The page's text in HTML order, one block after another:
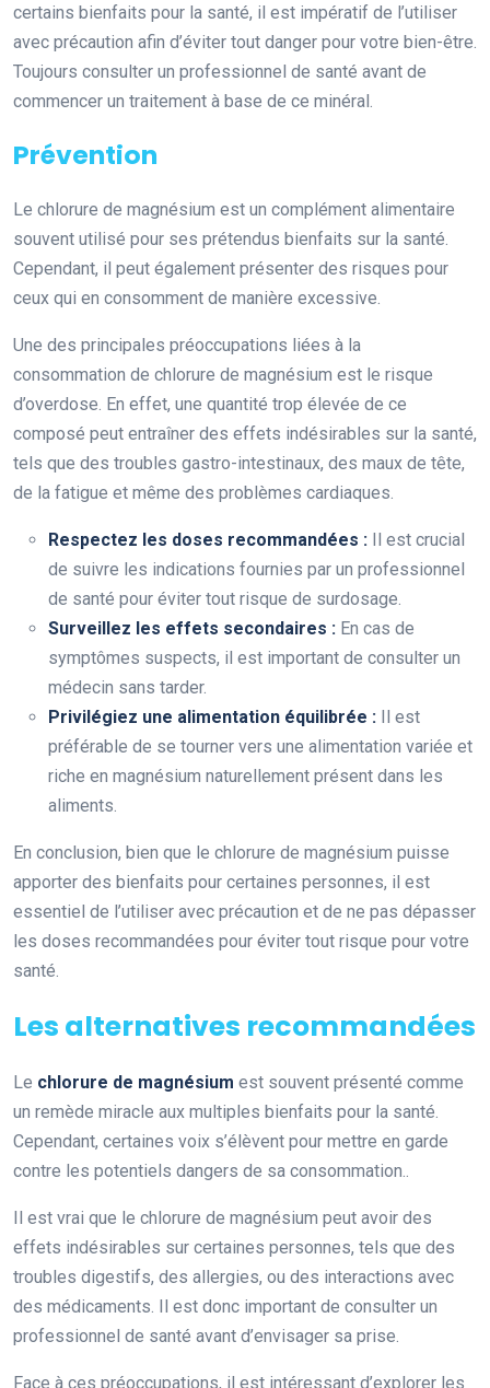
certains bienfaits pour la santé, il est impératif de l’utiliser
avec précaution afin d’éviter tout danger pour votre bien-être.
Toujours consulter un professionnel de santé avant de
commencer un traitement à base de ce minéral.
Prévention
Le chlorure de magnésium est un complément alimentaire
souvent utilisé pour ses prétendus bienfaits sur la santé.
Cependant, il peut également présenter des risques pour
ceux qui en consomment de manière excessive.
Une des principales préoccupations liées à la
consommation de chlorure de magnésium est le risque
d’overdose. En effet, une quantité trop élevée de ce
composé peut entraîner des effets indésirables sur la santé,
tels que des troubles gastro-intestinaux, des maux de tête,
de la fatigue et même des problèmes cardiaques.
Respectez les doses recommandées : Il est crucial
de suivre les indications fournies par un professionnel
de santé pour éviter tout risque de surdosage.
Surveillez les effets secondaires : En cas de
symptômes suspects, il est important de consulter un
médecin sans tarder.
Privilégiez une alimentation équilibrée : Il est
préférable de se tourner vers une alimentation variée et
riche en magnésium naturellement présent dans les
aliments.
En conclusion, bien que le chlorure de magnésium puisse
apporter des bienfaits pour certaines personnes, il est
essentiel de l’utiliser avec précaution et de ne pas dépasser
les doses recommandées pour éviter tout risque pour votre
santé.
Les alternatives recommandées
Le chlorure de magnésium est souvent présenté comme
un remède miracle aux multiples bienfaits pour la santé.
Cependant, certaines voix s’élèvent pour mettre en garde
contre les potentiels dangers de sa consommation..
Il est vrai que le chlorure de magnésium peut avoir des
effets indésirables sur certaines personnes, tels que des
troubles digestifs, des allergies, ou des interactions avec
des médicaments. Il est donc important de consulter un
professionnel de santé avant d’envisager sa prise.
Face à ces préoccupations, il est intéressant d’explorer les